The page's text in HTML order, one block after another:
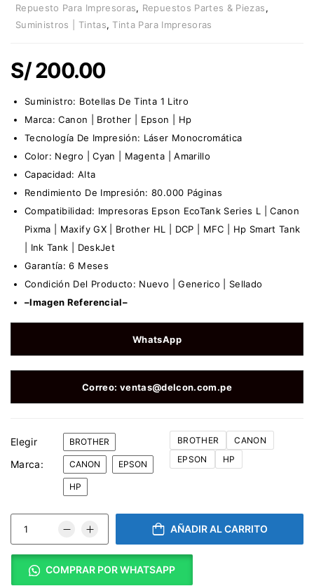
Repuesto Para Impresoras, Repuestos Partes & Piezas,
Suministros | Tintas, Tinta Para Impresoras
S/200.00
Suministro: Botellas De Tinta 1 Litro
Marca:Canon Brother Epson
Hp
Tecnología De Impresión: Láser Monocromática
Color: Negro | Cyan | Magenta | Amarillo
Capacidad: Alta
Rendimiento De Impresión: 80.000 Páginas
Compatibilidad: Impresoras Epson EcoTank Series L | Canon
Pixma | Maxify GX | Brother HL | DCP | MFC | Hp Smart Tank
| Ink Tank | DeskJet
Garantía: 6 Meses
Condición Del Producto: Nuevo | Generico | Sellado
–Imagen Referencial–
WhatsApp
Correo: ventas@delcon.com.pe
Elegir
Marca:
BROTHER
CANON EPSON
HP
BROTHER
CANON
EPSON
HP
AÑADIR AL CARRITO
COMPRAR POR WHATSAPP